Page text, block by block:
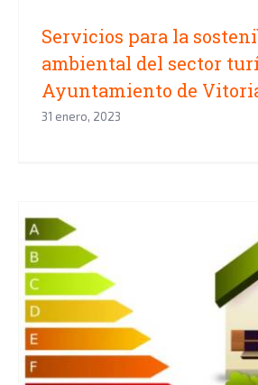
Servicios para la
ambiental del sector
Ayuntamiento de
31 enero, 2023
Real Decreto 390/
se aprueba el
básico para la
eficiencia